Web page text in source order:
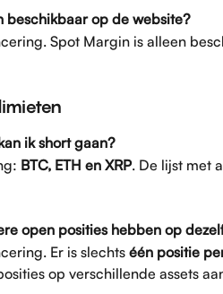
beschikbaar op de website?
Spot Margin is alleen
ik short gaan?
BTC, ETH en XRP. De lijst met
open posities hebben op
Er is slechts één positie
op verschillende assets